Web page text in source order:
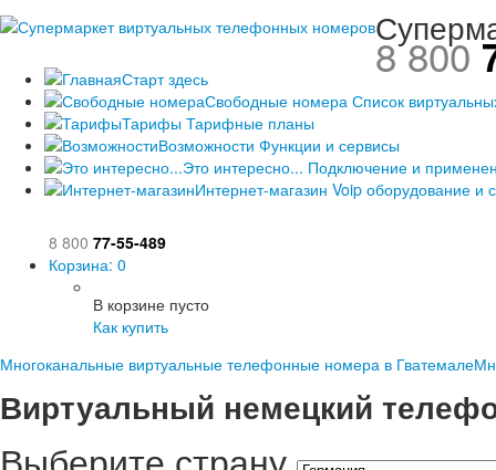
8 800
Старт здесь
Свободные номера Список
Тарифы Тарифные планы
Возможности Функции и сервисы
Это интересно... Подключение и
Интернет-магазин Voip оборудование и
8 800 77-55-489
Корзина: 0
В корзине пусто
Как купить
Многоканальные виртуальные телефонные номера в Гватемале
Виртуальный немецкий
Выберите страну